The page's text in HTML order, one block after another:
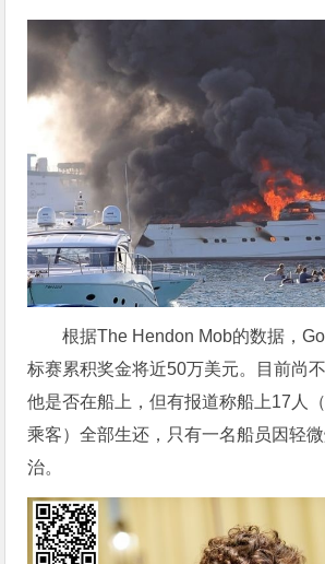
根据The Hendon Mob的数据，
标赛累积奖金将近50万美元。目前尚
他是否在船上，但有报道称船上17人
乘客）全部生还，只有一名船员因轻
治。